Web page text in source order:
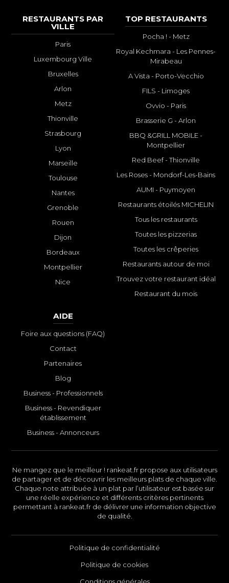
RESTAURANTS PAR
VILLE
Paris
Luxembourg Ville
Bruxelles
Arlon
Metz
Thionville
Strasbourg
Lyon
Marseille
Toulouse
Nantes
Grenoble
Rouen
Dijon
Bordeaux
Montpellier
Nice
TOP RESTAURANTS
Pocha ! - Metz
Royal Kechmara - Les Pennes-
Mirabeau
A Vista - Porto-Vecchio
FILS - Limoges
Ovvio - Paris
Brasserie G - Arlon
BBQ &GRILL MOBILE -
Montpellier
Red Beef - Thionville
Les Roses - Mondorf-Les-Bains
AUMI - Puymoyen
Restaurants étoilés MICHELIN
Tous les restaurants
Toutes les pizzerias
Toutes les crêperies
Restaurants autour de moi
Trouvez votre restaurant idéal
Restaurant du mois
AIDE
Foire aux questions (FAQ)
Contact
Partenaires
Blog
Business - Professionnels
Business - Revendiquer
établissement
Business - Annonceurs
Ne mangez que le meilleur ! rankeat.fr propose aux utilisateurs
de partager et de découvrir les meilleurs plats de chaque ville.
Chaque note attribuée à un plat par l’utilisateur est basée sur
une réelle expérience et différents critères pertinents
permettant à rankeat.fr de délivrer une information objective
de qualité.
Politique de confidentialité
Politique de cookies
Conditions générales